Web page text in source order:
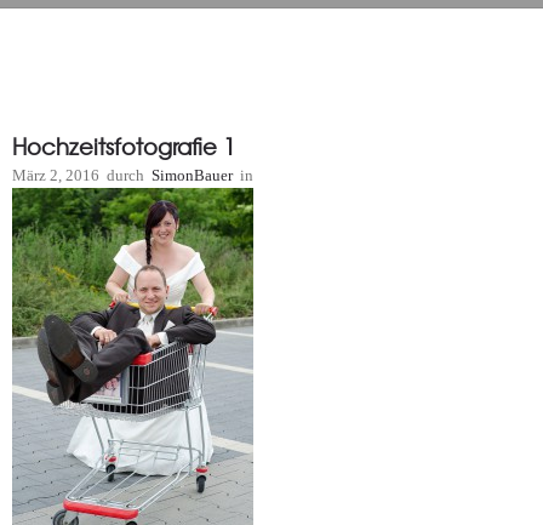
Hochzeitsfotografie 1
März 2, 2016 durch SimonBauer in